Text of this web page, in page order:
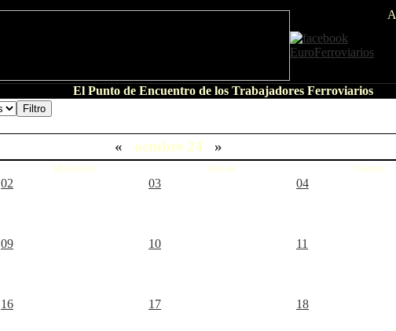
El Punto de Encuentro de los Trabajadores Ferroviarios
« octubre 24 »
Miércoles Jueves Viernes
02 03 04
09 10 11
16 17 18